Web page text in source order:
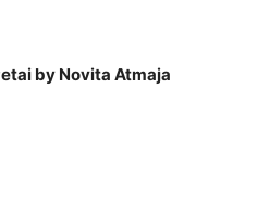
by Novita Atmaja